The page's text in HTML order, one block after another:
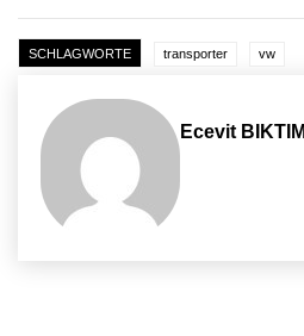
SCHLAGWORTE transporter vw
Ecevit BIKTIM